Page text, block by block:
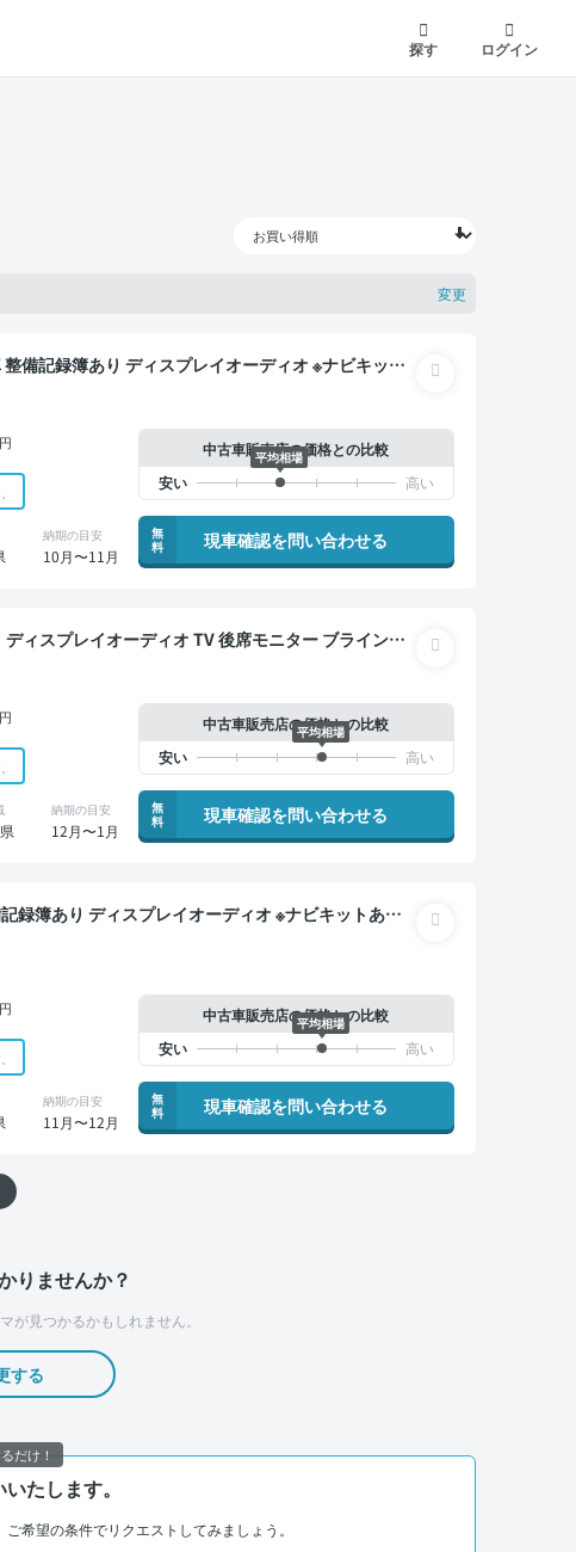
探す
ログイン
変更
ー 全方位カメラ ドライブレコーダー 衝突軽減
納期の目安
10月〜11月
中古車販売店の価格との比較
平均相場
無
料
現車確認を問い合わせる
衝突軽減 両側電動スライドドア 7人乗り
納期の目安
12月〜1月
中古車販売店の価格との比較
平均相場
無
料
現車確認を問い合わせる
ンナーミラー オートクルーズ スマートキー ETC バ
ダー 衝突軽減
納期の目安
11月〜12月
中古車販売店の価格との比較
平均相場
無
料
現車確認を問い合わせる
りませんか？
が見つかるかもしれません。
する
たします。
ご希望の条件でリクエストしてみましょう。
だけ！